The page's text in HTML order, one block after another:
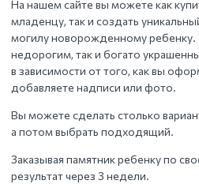
На нашем сайте вы можете как
младенцу, так и создать
могилу новорожденному
недорогим, так и богато
в зависимости от того, как вы
добавляете надписи или фото.
Вы можете сделать столько
а потом выбрать подходящий.
Заказывая памятник ребенку по
результат через 3 недели.